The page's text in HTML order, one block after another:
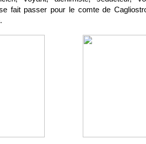
fait passer pour le comte de